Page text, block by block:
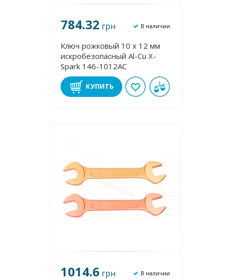
784.32 грн В наличии
Ключ рожковый 10 х 12 мм
искробезопасный Al-Cu X-
Spark 146-1012AC
КУПИТЬ
1014.6 грн В наличии